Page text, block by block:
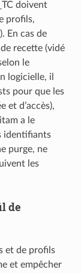
doivent
profils,
En cas de
recette (vidé
le
logicielle, il
pour que les
et d’accès),
a le
identifiants
purge, ne
les
de
et de profils
et empêcher